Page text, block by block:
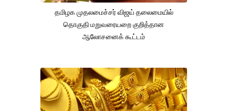
தமிழக முதலமைச்சர் விஜய் தலைமையில்
தொகுதி மறுவரையறை குறித்தான
ஆலோசனைக் கூட்டம்